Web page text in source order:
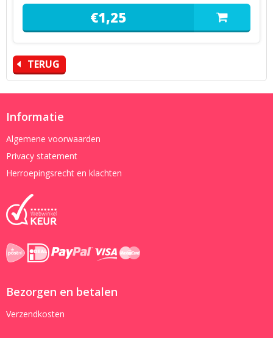
€1,25
TERUG
Informatie
Algemene voorwaarden
Privacy statement
Herroepingsrecht en klachten
Bezorgen en betalen
Verzendkosten